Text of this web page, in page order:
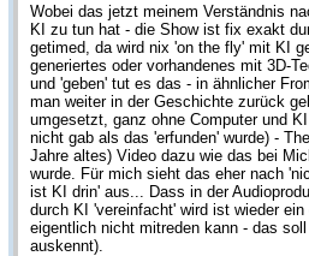
Wobei das jetzt meinem Verständnis
KI zu tun hat - die Show ist fix exakt
getimed, da wird nix 'on the fly' mit KI
generiertes oder vorhandenes mit 3D-
und 'geben' tut es das - in ähnlicher
man weiter in der Geschichte zurück
umgesetzt, ganz ohne Computer und
nicht gab als das 'erfunden' wurde) -
Jahre altes) Video dazu wie das bei
wurde. Für mich sieht das eher nach
ist KI drin' aus... Dass in der
durch KI 'vereinfacht' wird ist wieder
eigentlich nicht mitreden kann - das
auskennt).